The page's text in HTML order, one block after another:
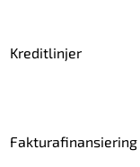
Kreditlinjer
Fakturafinansiering